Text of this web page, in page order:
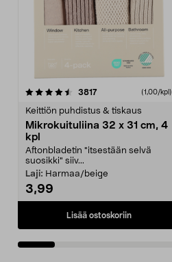
3817arvostelut (1,00/kpl)
Keittiön puhdistus & tiskaus
Mikrokuituliina 32 x 31 cm, 4
kpl
Aftonbladetin "itsestään selvä
suosikki" siiv...
Laji: Harmaa/beige
3,99
Lisää ostoskoriin
4.5viidestä